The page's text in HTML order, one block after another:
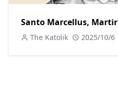
Santo Marcellus, Martir
The Katolik 2025/10/6